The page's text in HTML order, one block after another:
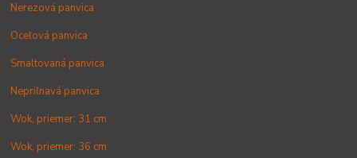
Nerezová panvica
Oceľová panvica
Smaltovaná panvica
Nepriľnavá panvica
Wok, priemer: 31 cm
Wok, priemer: 36 cm